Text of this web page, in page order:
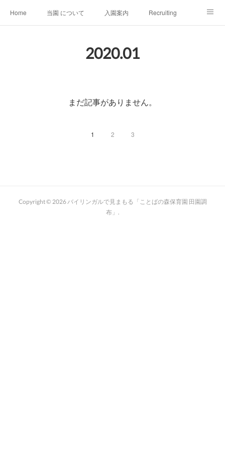
Home 当園 について 入園案内 Recruiting
2020.01
まだ記事がありません。
1 2 3
Copyright © 2026バイリンガルで見まもる「ことばの森保育園 田園調
布」 .